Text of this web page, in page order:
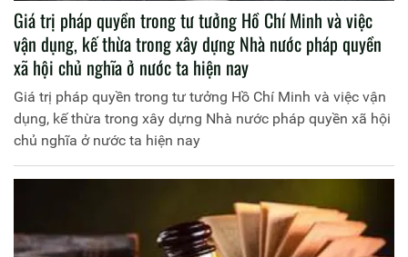
Giá trị pháp quyền trong tư tưởng Hồ Chí Minh và việc
vận dụng, kế thừa trong xây dựng Nhà nước pháp quyền
xã hội chủ nghĩa ở nước ta hiện nay
Giá trị pháp quyền trong tư tưởng Hồ Chí Minh và việc vận
dụng, kế thừa trong xây dựng Nhà nước pháp quyền xã hội
chủ nghĩa ở nước ta hiện nay